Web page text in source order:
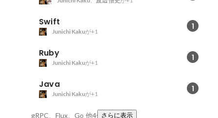
Swift 1
Junichi Kakuが+1
Ruby 1
Junichi Kakuが+1
Java 1
Junichi Kakuが+1
gRPC、Flux、Go 他4件さらに表示